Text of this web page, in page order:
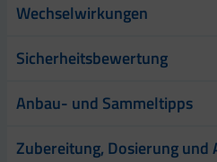
Wechselwirkungen
Sicherheitsbewertung
Anbau- und Sammeltipps
Zubereitung, Dosierung und